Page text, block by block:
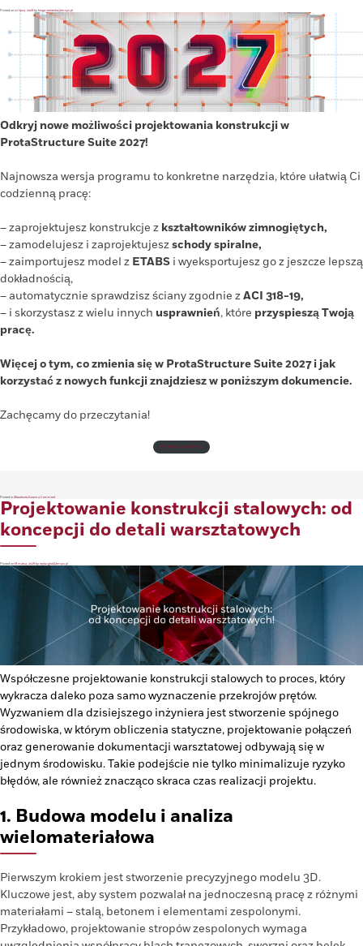
Posted on 22 lipca, 2026 by kinga.stolarska@tmsys.pl
Odkryj nowe możliwości projektowania konstrukcji w
ProtaStructure Suite 2027!
Najnowsza wersja programu to konkretne narzędzia, które ułatwią Ci
codzienną pracę:
– zaprojektujesz konstrukcje z kształtowników zimnogiętych,
– zamodelujesz i zaprojektujeszschody spiralne,
– zaimportujesz model z ETABS i wyeksportujesz go z jeszcze lepszą
dokładnością,
– automatycznie sprawdzisz ściany zgodnie zACI 318-19,
– i skorzystasz z wielu innych usprawnień, które przyspieszą Twoją
pracę.
Więcej o tym, co zmienia się w ProtaStructure Suite 2027 i jak
korzystać z nowych funkcji znajdziesz w poniższym dokumencie.
Zachęcamy do przeczytania!
ProtaStructure Suite 2027
Posted in AktualnościLeave a Commenton
Poznaj
nowe
funkcje
Projektowanie konstrukcji stalowych: od
koncepcji do detali warsztatowych
Posted on 18 marca, 2026 by eryka.glod@tmsys.pl
Współczesne projektowanie konstrukcji stalowych to proces, który
wykracza daleko poza samo wyznaczenie przekrojów prętów.
Wyzwaniem dla dzisiejszego inżyniera jest stworzenie spójnego
środowiska, w którym obliczenia statyczne, projektowanie połączeń
oraz generowanie dokumentacji warsztatowej odbywają się w
jednym środowisku. Takie podejście nie tylko minimalizuje ryzyko
błędów, ale również znacząco skraca czas realizacji projektu.
1. Budowa modelu i analiza
wielomateriałowa
Pierwszym krokiem jest stworzenie precyzyjnego modelu 3D.
Kluczowe jest, aby system pozwalał na jednoczesną pracę z różnymi
materiałami – stalą, betonem i elementami zespolonymi.
Przykładowo, projektowanie stropów zespolonych wymaga